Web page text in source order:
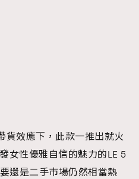
貨效應下，此款一推出就火
女性優雅自信的魅力的LE 5
還是二手巿場仍然相當熱